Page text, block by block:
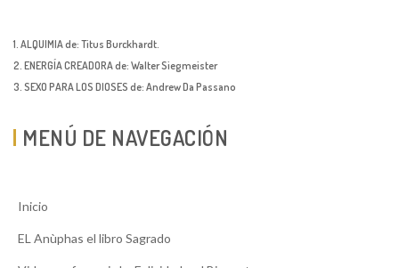
1. ALQUIMIA de: Titus Burckhardt.
2. ENERGÍA CREADORA de: Walter Siegmeister
3. SEXO PARA LOS DIOSES de: Andrew Da Passano
MENÚ DE NAVEGACIÓN
Inicio
EL Anùphas el libro Sagrado